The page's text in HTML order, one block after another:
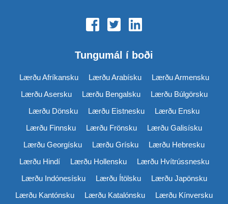
Tungumál í boði
Lærðu Afríkansku Lærðu Arabísku
Lærðu Armensku
Lærðu Asersku
Lærðu Bengalsku
Lærðu Búlgörsku
Lærðu Dönsku
Lærðu Eistnesku
Lærðu Ensku
Lærðu Finnsku
Lærðu Frönsku
Lærðu Galisísku
Lærðu Georgísku
Lærðu Grísku
Lærðu Hebresku
Lærðu Hindí
Lærðu Hollensku
Lærðu Hvítrússnesku
Lærðu Indónesísku
Lærðu Ítölsku
Lærðu Japönsku
Lærðu Kantónsku
Lærðu Katalónsku
Lærðu Kínversku